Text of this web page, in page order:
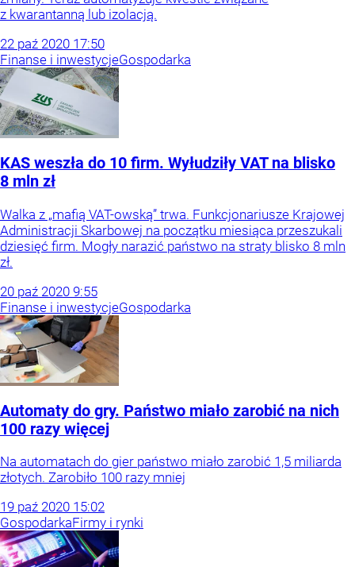
z kwarantanną lub izolacją.
22 paź 2020 17:50
Finanse i inwestycjeGospodarka
KAS weszła do 10 firm. Wyłudziły VAT na blisko
8 mln zł
Walka z „mafią VAT-owską” trwa. Funkcjonariusze Krajowej
Administracji Skarbowej na początku miesiąca przeszukali
dziesięć firm. Mogły narazić państwo na straty blisko 8 mln
zł.
20 paź 2020 9:55
Finanse i inwestycjeGospodarka
Automaty do gry. Państwo miało zarobić na nich
100 razy więcej
Na automatach do gier państwo miało zarobić 1,5 miliarda
złotych. Zarobiło 100 razy mniej
19 paź 2020 15:02
GospodarkaFirmy i rynki